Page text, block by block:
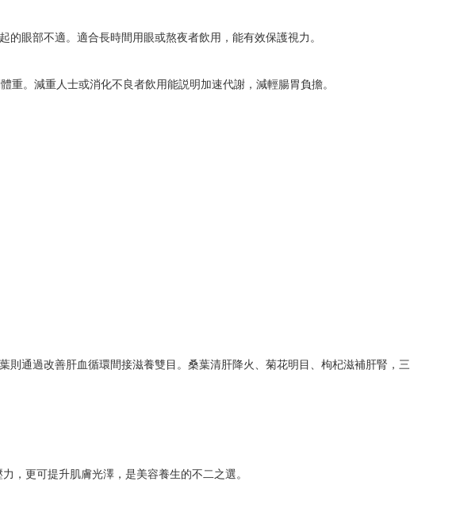
眼部不適。適合長時間用眼或熬夜者飲用，能有效保護視力。
。減重人士或消化不良者飲用能説明加速代謝，減輕腸胃負擔。
通過改善肝血循環間接滋養雙目。桑葉清肝降火、菊花明目、枸杞滋補肝腎，三
，更可提升肌膚光澤，是美容養生的不二之選。